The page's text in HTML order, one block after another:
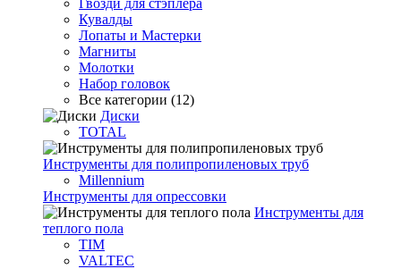
Гвозди для стэплера
Кувалды
Лопаты и Мастерки
Магниты
Молотки
Набор головок
Все категории (12)
Диски
TOTAL
Инструменты для полипропиленовых труб
Millennium
Инструменты для опрессовки
Инструменты для
теплого пола
TIM
VALTEC